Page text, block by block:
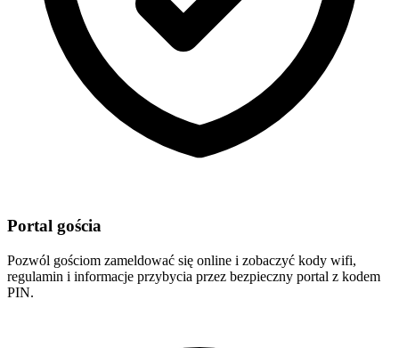
Portal gościa
Pozwól gościom zameldować się online i zobaczyć kody wifi,
regulamin i informacje przybycia przez bezpieczny portal z kodem
PIN.